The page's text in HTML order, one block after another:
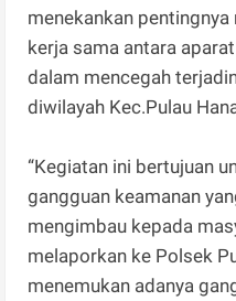
menekankan
kerja sama antara
dalam mencegah
diwilayah Kec.Pulau
“Kegiatan ini bertujuan
gangguan keamanan
mengimbau kepada
melaporkan ke Polsek
menemukan adanya